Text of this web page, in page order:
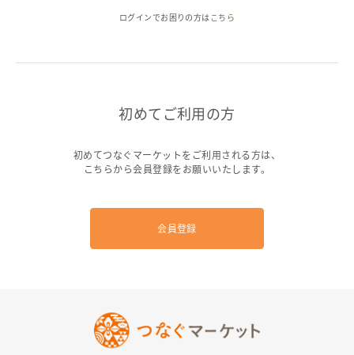
ログインでお困りの方は こちら
初めてご利用の方
初めてつなぐマーケットをご利用される方は、
こちらから会員登録をお願いいたします。
会員登録